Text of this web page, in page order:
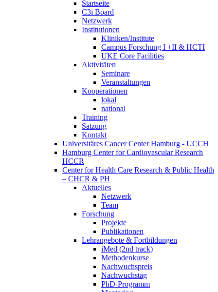
Startseite
C3i Board
Netzwerk
Institutionen
Kliniken/Institute
Campus Forschung I +II & HCTI
UKE Core Facilities
Aktivitäten
Seminare
Veranstaltungen
Kooperationen
lokal
national
Training
Satzung
Kontakt
Universitäres Cancer Center Hamburg - UCCH
Hamburg Center for Cardiovascular Research
HCCR
Center for Health Care Research & Public Health
– CHCR & PH
Aktuelles
Netzwerk
Team
Forschung
Projekte
Publikationen
Lehrangebote & Fortbildungen
iMed (2nd track)
Methodenkurse
Nachwuchspreis
Nachwuchstag
PhD-Programm